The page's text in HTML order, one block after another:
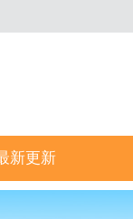
新更新